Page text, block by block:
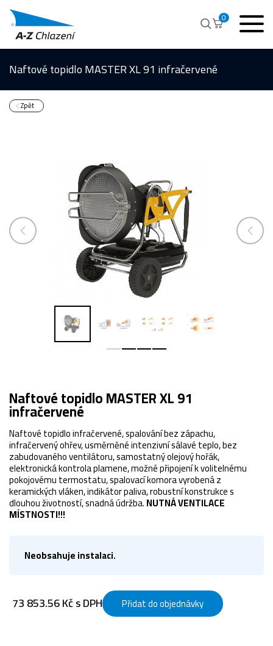
0
Naftové topidlo MASTER XL 91 infračervené
Zpět
Naftové topidlo MASTER XL 91
infračervené
Naftové topidlo infračervené, spalování bez zápachu,
infračervený ohřev, usměrněné intenzivní sálavé teplo, bez
zabudovaného ventilátoru, samostatný olejový hořák,
elektronická kontrola plamene, možné připojení k volitelnému
pokojovému termostatu, spalovací komora vyrobená z
keramických vláken, indikátor paliva, robustní konstrukce s
dlouhou životností, snadná údržba.NUTNÁ VENTILACE
MÍSTNOSTI!!!
Neobsahuje instalaci.
73 853.56 Kč s DPH Přidat do objednávky